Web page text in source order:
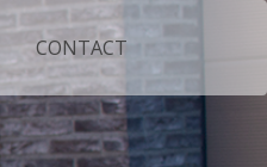
CONTACT